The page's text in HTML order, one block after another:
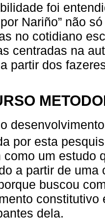
foi
Nariño” não
no cotidiano
centradas na
partir dos
por esta
como um estudo
a partir de
buscou
dela.